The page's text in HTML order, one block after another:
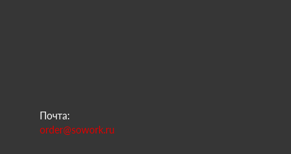
Почта:
order@sowork.ru